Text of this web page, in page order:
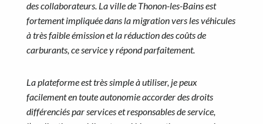
des collaborateurs. La ville de Thonon-les-Bains est
fortement impliquée dans la migration vers les véhicules
à très faible émission et la réduction des coûts de
carburants, ce service y répond parfaitement.
La plateforme est très simple à utiliser, je peux
facilement en toute autonomie accorder des droits
différenciés par services et responsables de service,